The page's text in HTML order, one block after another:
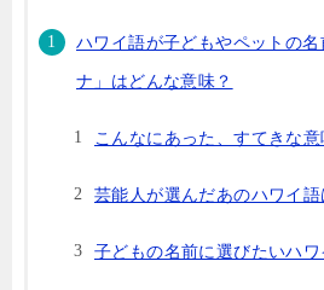
ハワイ語が子どもやペットの
ナ」はどんな意味？
こんなにあった、すてきな
芸能人が選んだあのハワイ
子どもの名前に選びたいハ